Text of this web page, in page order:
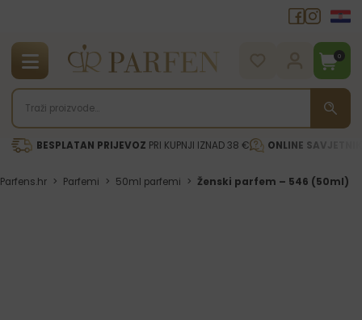
0
BESPLATAN PRIJEVOZ PRI KUPNJI IZNAD 38 € ONLINE
Parfens.hr > Parfemi > 50ml parfemi > Ženski parfem – 546 (50ml)